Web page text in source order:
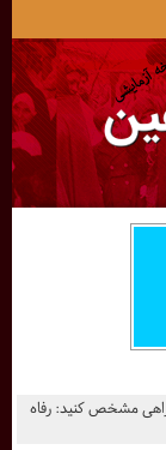
مشخص کنید: رفاه